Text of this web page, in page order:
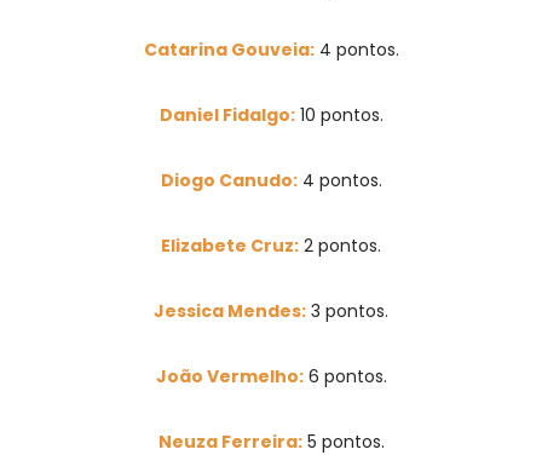
Catarina Gouveia:4 pontos.
Daniel Fidalgo:10 pontos.
Diogo Canudo:4 pontos.
Elizabete Cruz: 2 pontos.
Jessica Mendes: 3 pontos.
João Vermelho:6 pontos.
Neuza Ferreira:5 pontos.